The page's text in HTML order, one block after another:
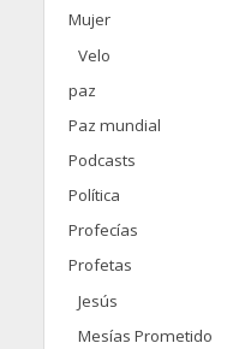
Mujer
Velo
paz
Paz mundial
Podcasts
Política
Profecías
Profetas
Jesús
Mesías Prometido